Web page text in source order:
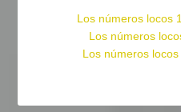
Los números locos
Los números
Los números